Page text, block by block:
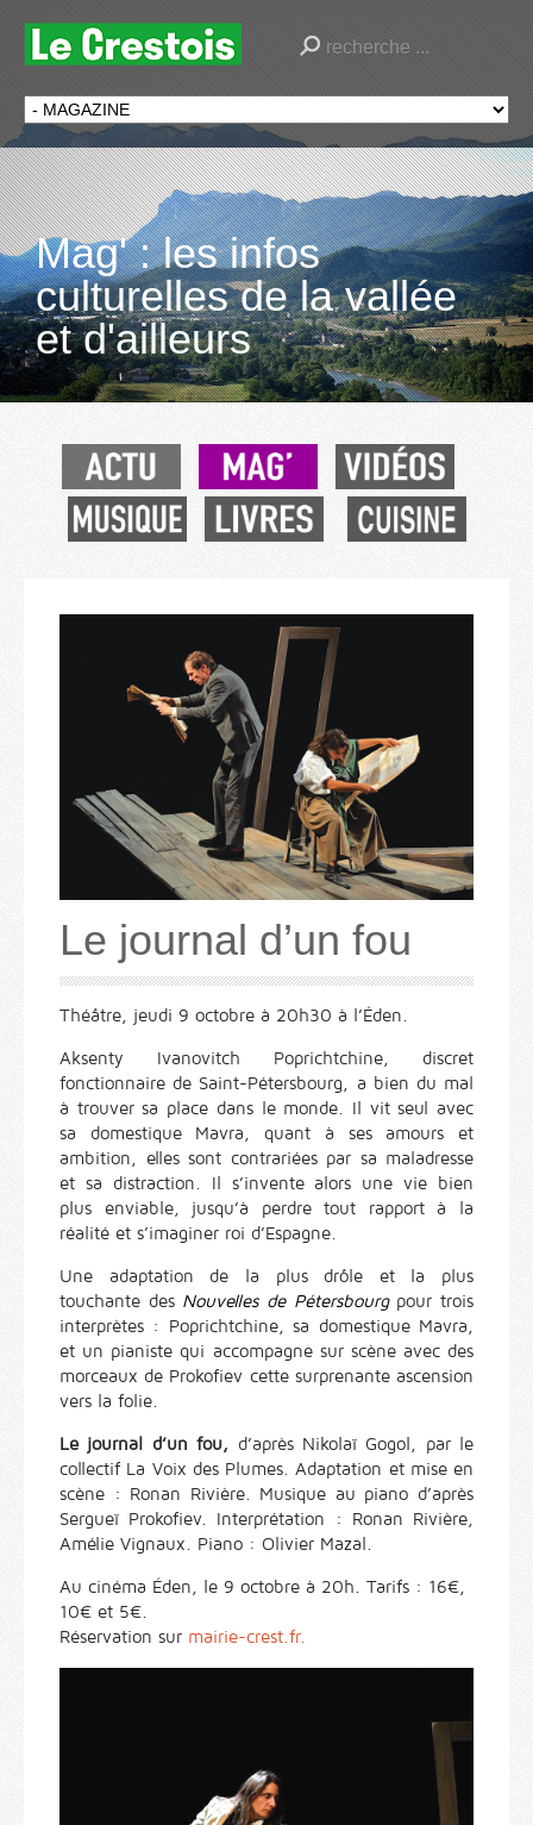
Mag' : les infos
culturelles de la vallée
et d'ailleurs
Le journal d’un fou
Théâtre, jeudi 9 octobre à 20h30 à l’Éden.
Aksenty Ivanovitch Poprichtchine, discret
fonctionnaire de Saint-Pétersbourg, a bien du mal
à trouver sa place dans le monde. Il vit seul avec
sa domestique Mavra, quant à ses amours et
ambition, elles sont contrariées par sa maladresse
et sa distraction. Il s’invente alors une vie bien
plus enviable, jusqu’à perdre tout rapport à la
réalité et s’imaginer roi d’Espagne.
Une adaptation de la plus drôle et la plus
touchante des Nouvelles de Pétersbourgpour trois
interprètes : Poprichtchine, sa domestique Mavra,
et un pianiste qui accompagne sur scène avec des
morceaux de Prokofiev cette surprenante ascension
vers la folie.
Le journal d’un fou, d’après Nikolaï Gogol, par le
collectif La Voix des Plumes. Adaptation et mise en
scène : Ronan Rivière. Musique au piano d’après
Sergueï Prokofiev. Interprétation : Ronan Rivière,
Amélie Vignaux. Piano : Olivier Mazal.
Au cinéma Éden, le 9 octobre à 20h. Tarifs : 16€,
10€ et 5€.
Réservation sur mairie-crest.fr.